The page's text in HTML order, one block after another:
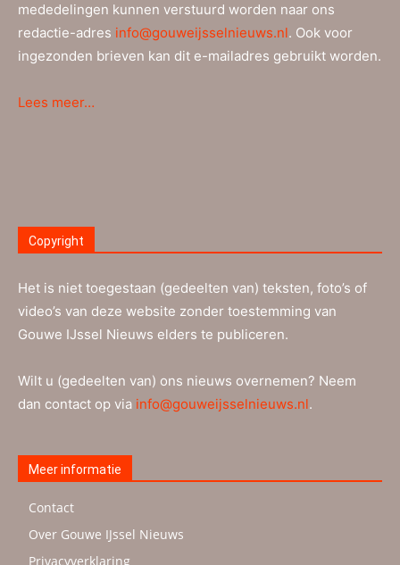
mededelingen kunnen verstuurd worden naar ons
redactie-adres info@gouweijsselnieuws.nl. Ook voor
ingezonden brieven kan dit e-mailadres gebruikt worden.
Lees meer…
Copyright
Het is niet toegestaan (gedeelten van) teksten, foto’s of
video’s van deze website zonder toestemming van
Gouwe IJssel Nieuws elders te publiceren.
Wilt u (gedeelten van) ons nieuws overnemen? Neem
dan contact op via info@gouweijsselnieuws.nl.
Meer informatie
Contact
Over Gouwe IJssel Nieuws
Privacyverklaring